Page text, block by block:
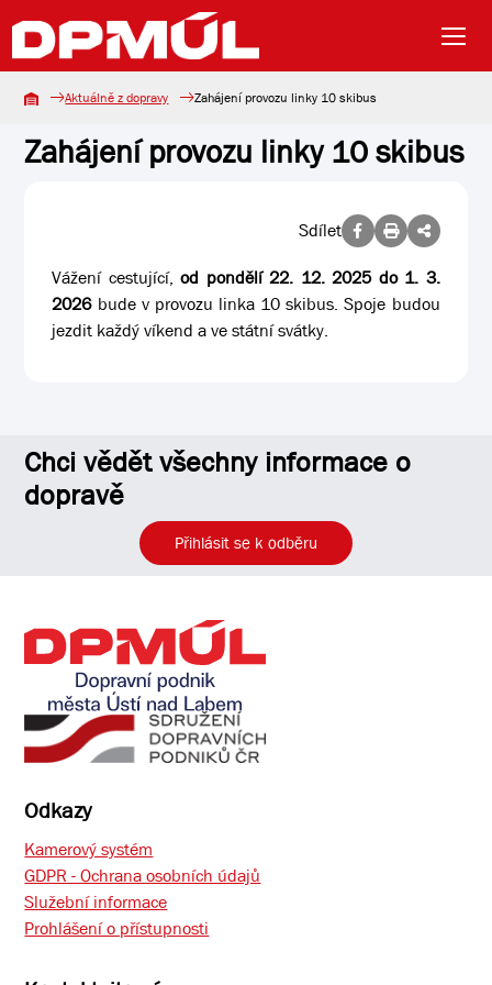
Aktuálně z dopravy Zahájení provozu linky 10 skibus
Zahájení provozu linky 10 skibus
Sdílet
Vážení cestující, od pondělí 22. 12. 2025 do 1. 3.
2026bude v provozu linka 10 skibus. Spoje budou
jezdit každý víkend a ve státní svátky.
Chci vědět všechny informace o
dopravě
Přihlásit se k odběru
Odkazy
Kamerový systém
GDPR - Ochrana osobních údajů
Služební informace
Prohlášení o přístupnosti